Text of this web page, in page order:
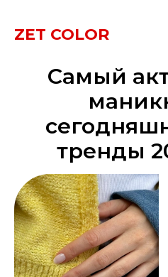
ZET COLOR
Самый
тренды